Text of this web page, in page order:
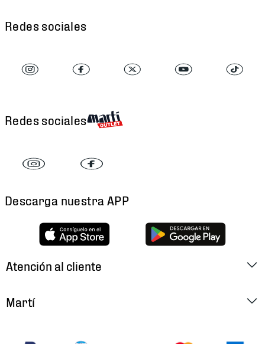
Redes sociales
Redes sociales
Descarga nuestra APP
Atención al cliente
Martí